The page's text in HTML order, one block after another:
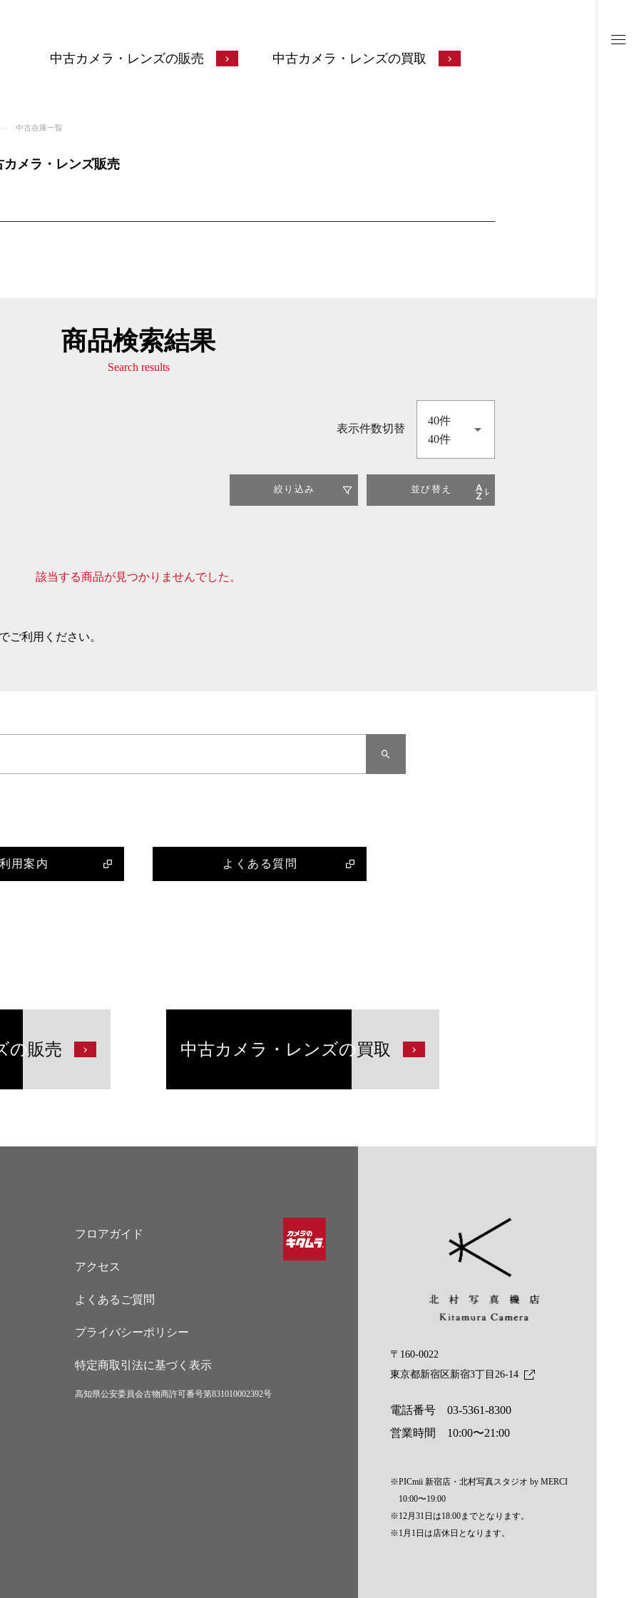
中古カメラ・レンズの販売 中古カメラ・レンズの買取
中古在庫一覧
メラ・レンズ販売
商品検索結果
Search results
表示件数切替
40件
40件
絞り込み 並び替え
該当する商品が見つかりませんでした。
ご利用ください。
用案内 よくある質問
の販売 中古カメラ・レンズの買取
フロアガイド
アクセス
よくあるご質問
プライバシーポリシー
特定商取引法に基づく表示
高知県公安委員会古物商許可番号第831010002392号
〒160-0022
東京都新宿区新宿3丁目26-14
電話番号03-5361-8300
営業時間 10:00〜21:00
※PICmii 新宿店・北村写真スタジオ by MERCI
10:00〜19:00
※12月31日は18:00までとなります。
※1月1日は店休日となります。